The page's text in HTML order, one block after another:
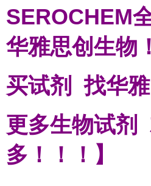
SEROCHEM
华雅思创生物！
买试剂 找华雅
更多生物试剂
多！！！】